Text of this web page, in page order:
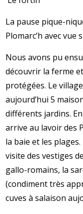
La pause pique-
Plomarc’h avec vue
Nous avons pu
découvrir la ferme
protégées. Le
aujourd’hui 5
différents jardins.
arrive au lavoir des
la baie et les
visite des vestiges
gallo-romains, la
(condiment très
cuves à salaison